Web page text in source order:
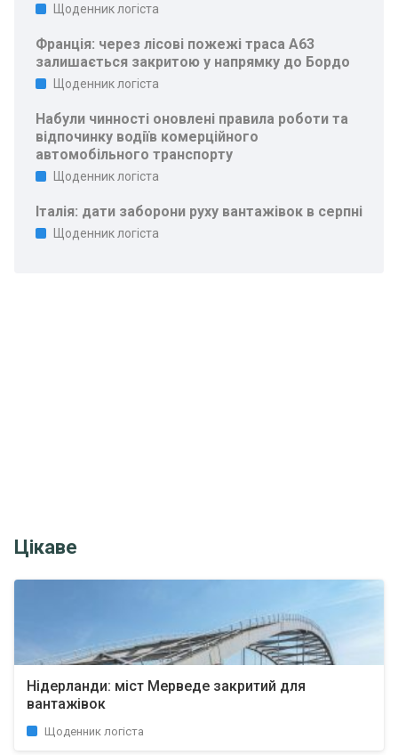
Щоденник логіста
Франція: через лісові пожежі траса A63
залишається закритою у напрямку до Бордо
Щоденник логіста
Набули чинності оновлені правила роботи та
відпочинку водіїв комерційного
автомобільного транспорту
Щоденник логіста
Італія: дати заборони руху вантажівок в серпні
Щоденник логіста
Цікаве
Нідерланди: міст Мерведе закритий для
вантажівок
Щоденник логіста